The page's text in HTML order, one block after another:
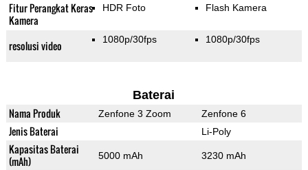
Fitur Perangkat Keras
Kamera
HDR Foto Flash Kamera
resolusi video 1080p/30fps 1080p/30fps
Baterai
Nama Produk Zenfone 3 Zoom Zenfone 6
Jenis Baterai Li-Poly
Kapasitas Baterai
(mAh)
5000 mAh 3230 mAh